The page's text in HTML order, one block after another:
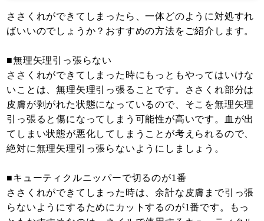
ささくれができてしまったら、一体どのように対処すれ
ばいいのでしょうか？おすすめの方法をご紹介します。
■無理矢理引っ張らない
ささくれができてしまった時にもっともやってはいけな
いことは、無理矢理引っ張ることです。ささくれ部分は
皮膚が剥がれた状態になっているので、そこを無理矢理
引っ張ると傷になってしまう可能性が高いです。血が出
てしまい状態が悪化してしまうことが考えられるので、
絶対に無理矢理引っ張らないようにしましょう。
■キューティクルニッパーで切るのが1番
ささくれができてしまった時は、余計な皮膚まで引っ張
らないようにするためにカットするのが1番です。もっ